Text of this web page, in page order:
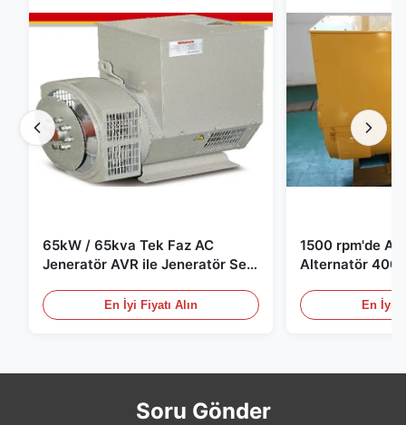
65kW / 65kva Tek Faz AC
Jeneratör AVR ile Jeneratör Set
En İyi Fiyatı Alın
1500 rpm'de
Alternatör 400
En İyi
Soru Gönder